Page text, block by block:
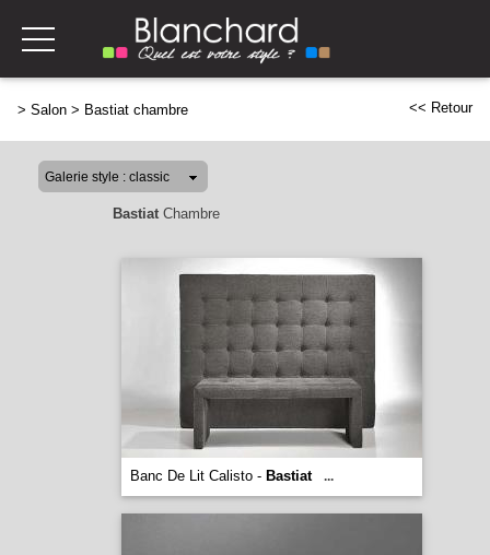
> Salon > Bastiat chambre << Retour
BastiatChambre
Banc De Lit Calisto - Bastiat ...